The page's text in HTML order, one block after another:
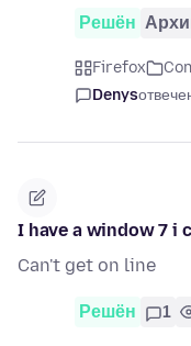
Решён
Firefox
Denys
I have a window 7 i
Can't get on line
Решён 1